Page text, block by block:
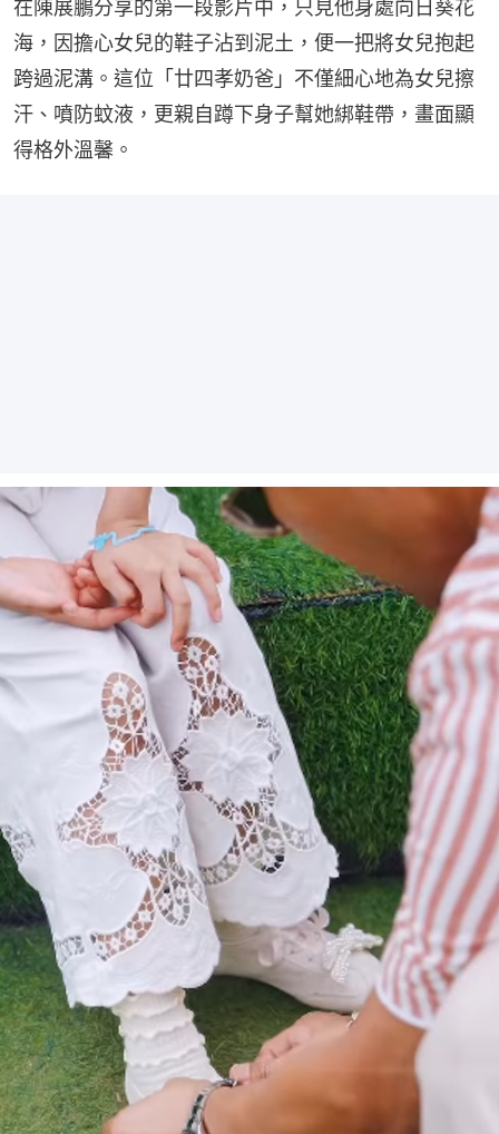
在陳展鵬分享的第一段影片中，只見他身處向日葵花
海，因擔心女兒的鞋子沾到泥土，便一把將女兒抱起
跨過泥溝。這位「廿四孝奶爸」不僅細心地為女兒擦
汗、噴防蚊液，更親自蹲下身子幫她綁鞋帶，畫面顯
得格外溫馨。